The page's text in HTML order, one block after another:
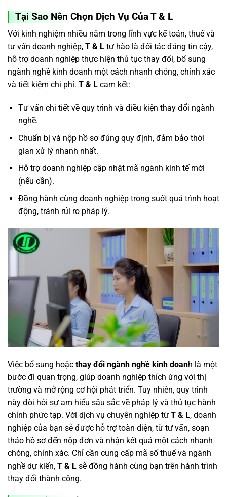
Tại Sao Nên Chọn Dịch Vụ Của T & L
Với kinh nghiệm nhiều năm trong lĩnh vực kế toán, thuế và
tư vấn doanh nghiệp, T & L tự hào là đối tác đáng tin cậy,
hỗ trợ doanh nghiệp thực hiện thủ tục thay đổi, bổ sung
ngành nghề kinh doanh một cách nhanh chóng, chính xác
và tiết kiệm chi phí. T & L cam kết:
Tư vấn chi tiết về quy trình và điều kiện thay đổi ngành
nghề.
Chuẩn bị và nộp hồ sơ đúng quy định, đảm bảo thời
gian xử lý nhanh nhất.
Hỗ trợ doanh nghiệp cập nhật mã ngành kinh tế mới
(nếu cần).
Đồng hành cùng doanh nghiệp trong suốt quá trình hoạt
động, tránh rủi ro pháp lý.
Việc bổ sung hoặc thay đổi ngành nghề kinh doanh là một
bước đi quan trọng, giúp doanh nghiệp thích ứng với thị
trường và mở rộng cơ hội phát triển. Tuy nhiên, quy trình
này đòi hỏi sự am hiểu sâu sắc về pháp lý và thủ tục hành
chính phức tạp. Với dịch vụ chuyên nghiệp từ T & L, doanh
nghiệp của bạn sẽ được hỗ trợ toàn diện, từ tư vấn, soạn
thảo hồ sơ đến nộp đơn và nhận kết quả một cách nhanh
chóng, chính xác. Chỉ cần cung cấp mã số thuế và ngành
nghề dự kiến, T & L sẽ đồng hành cùng bạn trên hành trình
thay đổi thành công.